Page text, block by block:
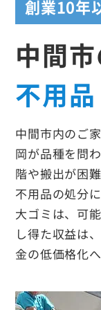
創業10年
中間
不用
中間市内のご
岡が品種を問
階や搬出が困
不用品の処分
大ゴミは、可
し得た収益は
金の低価格化